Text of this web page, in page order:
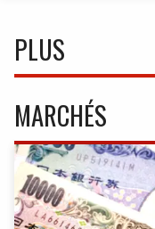
PLUS
MARCHÉS